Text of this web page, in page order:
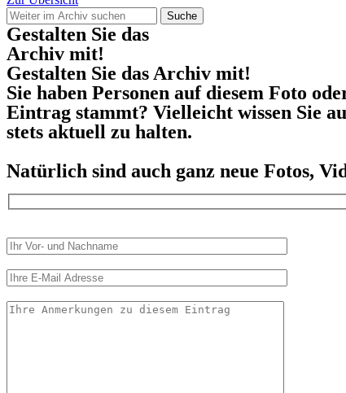
Suche
Gestalten Sie das
Archiv mit!
Gestalten Sie das Archiv mit!
Sie haben Personen auf diesem Foto
Eintrag stammt? Vielleicht wissen Sie
stets aktuell zu halten.
Natürlich sind auch ganz neue Fotos,